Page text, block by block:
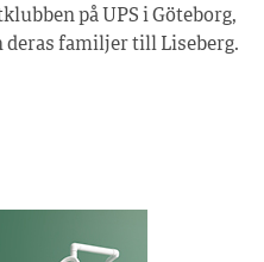
på UPS i Göteborg,
deras familjer till Liseberg.